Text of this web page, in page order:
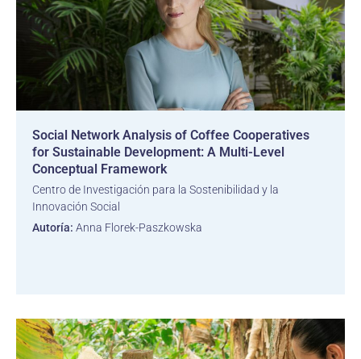
Social Network Analysis of Coffee Cooperatives
for Sustainable Development: A Multi-Level
Conceptual Framework
Centro de Investigación para la Sostenibilidad y la
Innovación Social
Autoría: Anna Florek-Paszkowska